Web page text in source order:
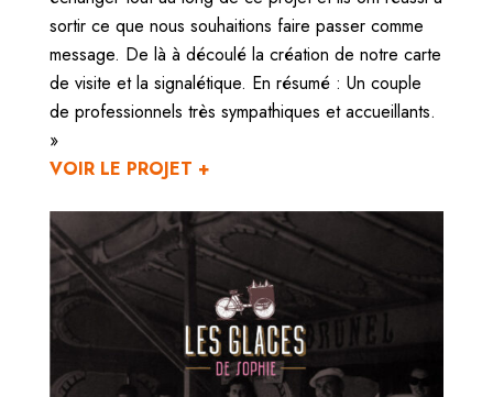
sortir ce que nous souhaitions faire passer comme
message. De là à découlé la création de notre carte
de visite et la signalétique. En résumé : Un couple
de professionnels très sympathiques et accueillants.
»
VOIR LE PROJET +